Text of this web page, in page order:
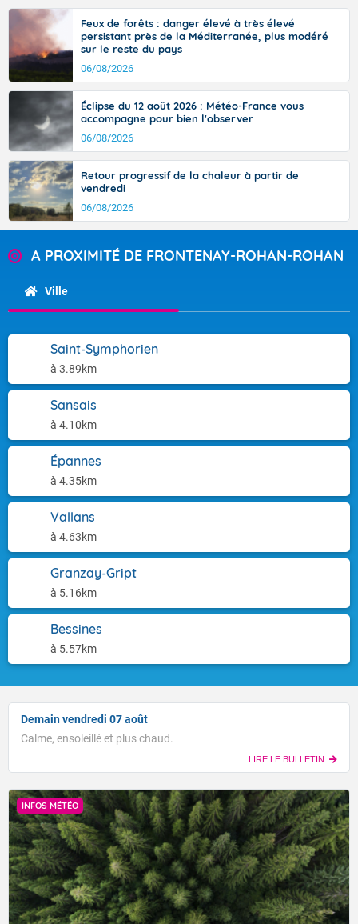
Feux de forêts : danger élevé à très élevé
persistant près de la Méditerranée, plus modéré
sur le reste du pays
06/08/2026
Éclipse du 12 août 2026 : Météo-France vous
accompagne pour bien l'observer
06/08/2026
Retour progressif de la chaleur à partir de
vendredi
06/08/2026
A PROXIMITÉ DE FRONTENAY-ROHAN-ROHAN
Ville
Saint-Symphorien
à 3.89km
Sansais
à 4.10km
Épannes
à 4.35km
Vallans
à 4.63km
Granzay-Gript
à 5.16km
Bessines
à 5.57km
Demain vendredi 07 août
Calme, ensoleillé et plus chaud.
LIRE LE BULLETIN
INFOS MÉTÉO